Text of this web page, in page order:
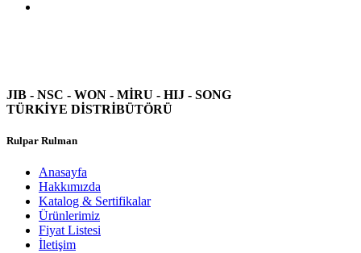
JIB - NSC - WON - MİRU - HIJ - SONG
TÜRKİYE DİSTRİBÜTÖRÜ
Rulpar Rulman
Anasayfa
Hakkımızda
Katalog & Sertifikalar
Ürünlerimiz
Fiyat Listesi
İletişim